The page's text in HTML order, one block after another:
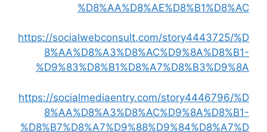
%D8%AA%D8%AE%D8%B1%D8%AC
https://socialwebconsult.com/story4443725/%D
8%AA%D8%A3%D8%AC%D9%8A%D8%B1-
%D9%83%D8%B1%D8%A7%D8%B3%D9%8A
https://socialmediaentry.com/story4446796/%D
8%AA%D8%A3%D8%AC%D9%8A%D8%B1-
%D8%B7%D8%A7%D9%88%D9%84%D8%A7%D